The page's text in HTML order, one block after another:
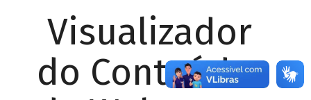
Visualizador
do Conteúdo